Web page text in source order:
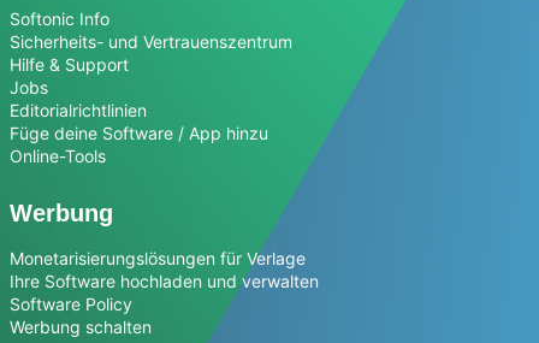
Softonic Info
Sicherheits- und Vertrauenszentrum
Hilfe & Support
Jobs
Editorialrichtlinien
Füge deine Software / App hinzu
Online-Tools
Werbung
Monetarisierungslösungen für Verlage
Ihre Software hochladen und verwalten
Software Policy
Werbung schalten